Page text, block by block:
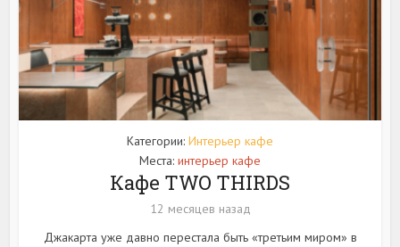
Категории: Интерьер кафе
Места: интерьер кафе
Кафе TWO THIRDS
12 месяцев назад
Джакарта уже давно перестала быть «третьим миром» в